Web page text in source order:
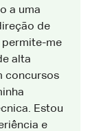
a uma
de
permite-me
alta
concursos
Estou
e